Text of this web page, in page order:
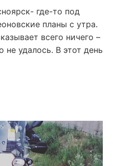
где-то под
планы с утра.
всего ничего –
не удалось. В этот день